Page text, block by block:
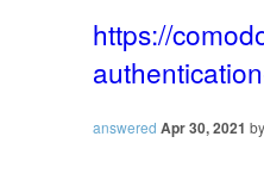
https://
answered Apr 30, 2021 by